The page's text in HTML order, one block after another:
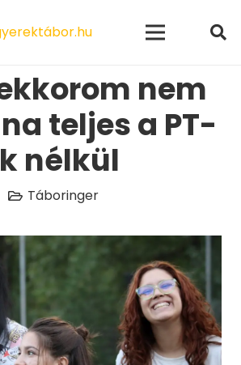
nem
teljes a PT-
nélkül
Táboringer